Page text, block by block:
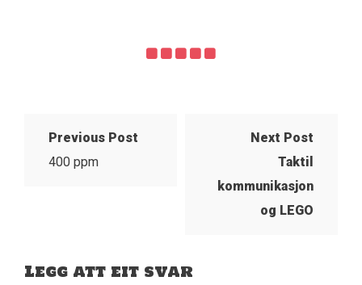
Previous Post
400 ppm
Next Post
Taktil
kommunikasjon
og LEGO
Legg att eit svar